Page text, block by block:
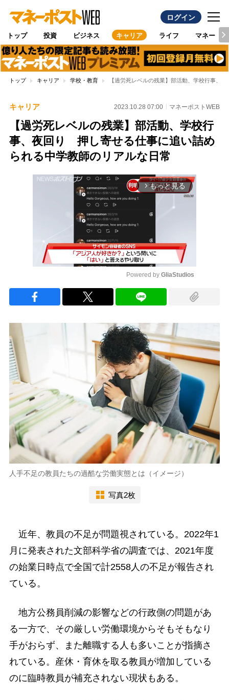
ログイン
トップ 投資 ビジネス キャリア ライフ マネー
トップ キャリア 学校・教育 【過労死レベルの残業】部活動、学校行事、
キャリア 2023.10.28 07:00 マネーポストWEB
【過労死レベルの残業】部活動、学校行
事、夜回り 押し寄せる仕事に追い詰め
られる中学教師のリアルな日常
arrow_forward_ios もっと見る
Powered by GliaStudios
人手不足の教員たちの過酷な労働実態とは（イメージ）
写真2枚
近年、教員の不足が問題視されている。2022年1
月に発表された文部科学省の調査では、2021年度
の始業日時点で全国で計2558人の不足が報告され
ている。
地方公務員削減の影響などの行政側の問題があ
る一方で、その厳しい労働環境からそもそもなり
手がおらず、また離職する人も多いことが指摘さ
れている。産休・育休を取る教員が増加している
のに臨時教員が補充されない現状もある。